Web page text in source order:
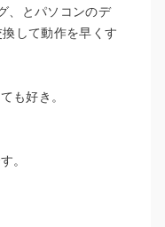
、とパソコンのデ
して動作を早くす
も好き。
。